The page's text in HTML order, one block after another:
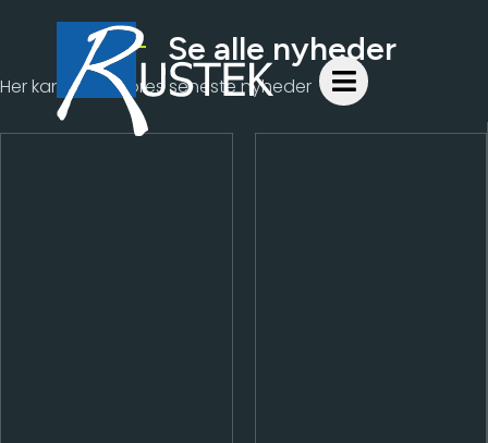
Se alle nyheder
Her kan du se vores seneste nyheder​